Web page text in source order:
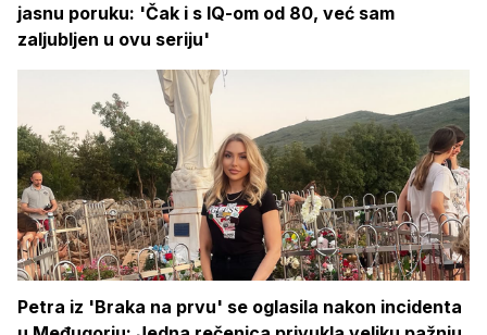
jasnu poruku: 'Čak i s IQ-om od 80, već sam
zaljubljen u ovu seriju'
Petra iz 'Braka na prvu' se oglasila nakon incidenta